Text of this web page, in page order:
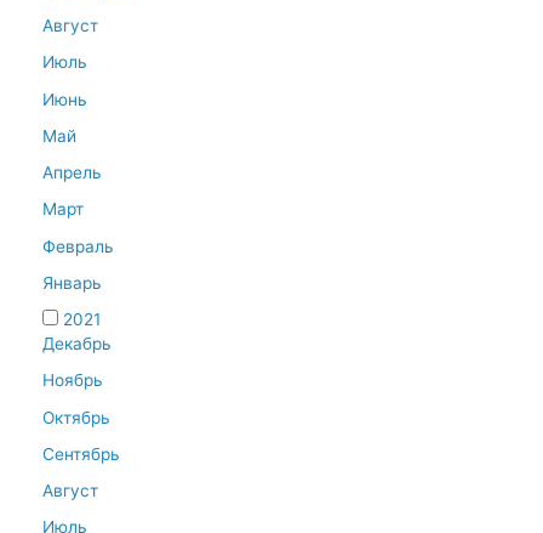
Август
Июль
Июнь
Май
Апрель
Март
Февраль
Январь
2021
Декабрь
Ноябрь
Октябрь
Сентябрь
Август
Июль